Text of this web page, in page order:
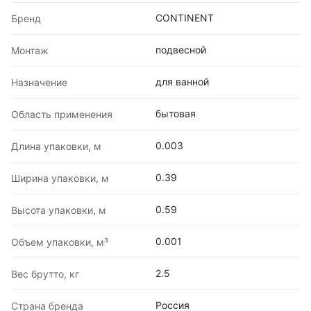
Бренд CONTINENT
Монтаж подвесной
Назначение для ванной
Область применения бытовая
Длина упаковки, м 0.003
Ширина упаковки, м 0.39
Высота упаковки, м 0.59
Объем упаковки, м³ 0.001
Вес брутто, кг 2.5
Страна бренда Россия